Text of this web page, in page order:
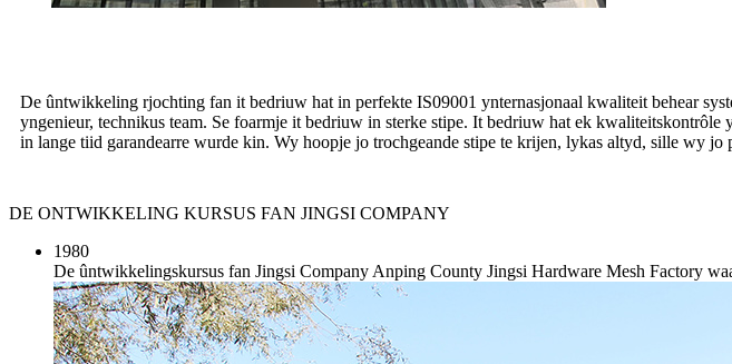
De ûntwikkeling rjochting fan it bedriuw hat in perfekte IS09001 ynternasjonaal kwaliteit behear
yngenieur, technikus team. Se foarmje it bedriuw in sterke stipe. It bedriuw hat ek
in lange tiid garandearre wurde kin. Wy hoopje jo trochgeande stipe te krijen, lykas altyd, sille wy jo
DE ONTWIKKELING KURSUS FAN JINGSI COMPANY
1980
De ûntwikkelingskursus fan Jingsi Company Anping County Jingsi Hardware Mesh Factory